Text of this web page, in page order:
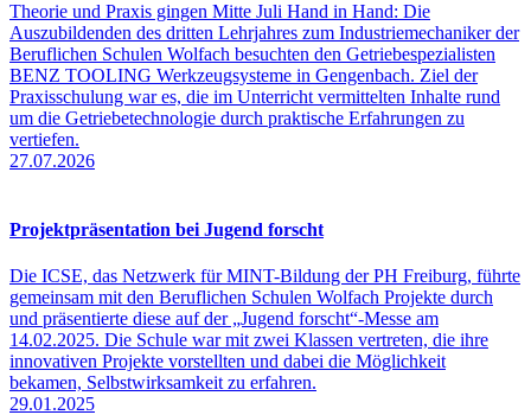
Theorie und Praxis gingen Mitte Juli Hand in Hand: Die
Auszubildenden des dritten Lehrjahres zum Industriemechaniker der
Beruflichen Schulen Wolfach besuchten den Getriebespezialisten
BENZ TOOLING Werkzeugsysteme in Gengenbach. Ziel der
Praxisschulung war es, die im Unterricht vermittelten Inhalte rund
um die Getriebetechnologie durch praktische Erfahrungen zu
vertiefen.
27.07.2026
Projektpräsentation bei Jugend forscht
Die ICSE, das Netzwerk für MINT-Bildung der PH Freiburg, führte
gemeinsam mit den Beruflichen Schulen Wolfach Projekte durch
und präsentierte diese auf der „Jugend forscht“-Messe am
14.02.2025. Die Schule war mit zwei Klassen vertreten, die ihre
innovativen Projekte vorstellten und dabei die Möglichkeit
bekamen, Selbstwirksamkeit zu erfahren.
29.01.2025